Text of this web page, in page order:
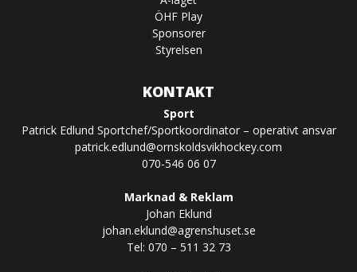
ÖHF Play
Sponsorer
Styrelsen
KONTAKT
Sport
Patrick Edlund Sportchef/Sportkoordinator – operativt ansvar
patrick.edlund@ornskoldsvikhockey.com
070-546 06 07
Marknad & Reklam
Johan Eklund
johan.eklund@agrenshuset.se
Tel: 070 – 511 32 73